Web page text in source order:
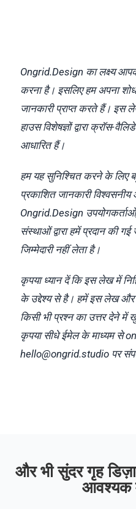
Ongrid.Design का लक्ष्य
करना है। इसलिए हम अपना
जानकारी प्राप्त करते हैं। इस
हाउस विशेषज्ञों द्वारा क्रॉस-
आधारित हैं।
हम यह सुनिश्चित करने के लिए
प्रकाशित जानकारी
Ongrid.Design
संस्थाओं द्वारा हमें प्रदान की
जिम्मेदारी नहीं लेता है।
कृपया ध्यान दें कि इस लेख में
के उद्देश्य से है। हमें इस लेख
किसी भी प्रश्न का उत्तर देने में
कृपया सीधे ईमेल के माध्यम से
hello@ongrid.studio पर
और भी सुंदर गृह
आवश्यक